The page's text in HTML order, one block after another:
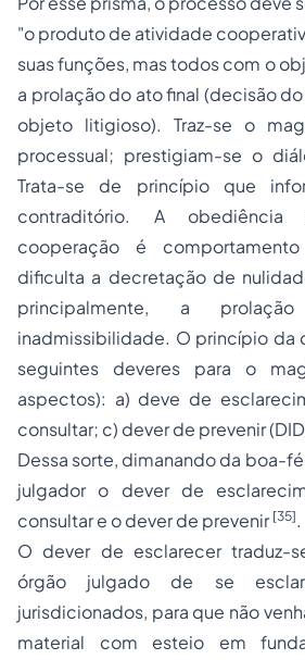
"o produto de atividade
suas funções, mas todos com o
a prolação do ato final (decisão
objeto litigioso). Traz-se o
processual; prestigiam-se o
Trata-se de princípio que
contraditório. A
cooperação é
dificulta a decretação de
principalmente, a
inadmissibilidade. O princípio da
seguintes deveres para o
aspectos): a) deve de
consultar; c) dever de prevenir
Dessa sorte, dimanando da boa-
julgador o dever de
consultar e o dever de prevenir [35].
O dever de esclarecer traduz-
órgão julgado de se
jurisdicionados, para que não
material com esteio em